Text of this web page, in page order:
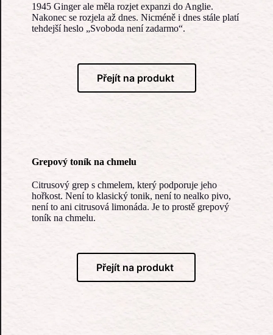
1945 Ginger ale měla rozjet expanzi do Anglie.
Nakonec se rozjela až dnes. Nicméně i dnes stále platí
tehdejší heslo „Svoboda není zadarmo“.
Přejít na produkt
Grepový toník na chmelu
Citrusový grep s chmelem, který podporuje jeho
hořkost. Není to klasický tonik, není to nealko pivo,
není to ani citrusová limonáda. Je to prostě grepový
toník na chmelu.
Přejít na produkt